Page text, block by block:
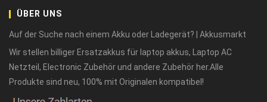
ÜBER UNS
Auf der Suche nach einem Akku oder Ladegerät? | Akkusmarkt
Wir stellen billiger Ersatzakkus für laptop akkus, Laptop AC
Netzteil, Electronic Zubehör und andere Zubehör her.Alle
Produkte sind neu, 100% mit Originalen kompatibel!